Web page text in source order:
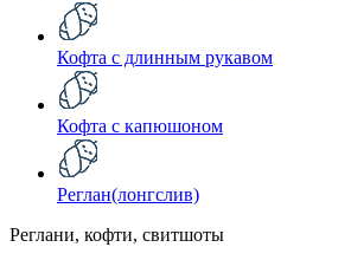
Кофта с длинным рукавом
Кофта с капюшоном
Реглан(лонгслив)
Реглани, кофти, свитшоты